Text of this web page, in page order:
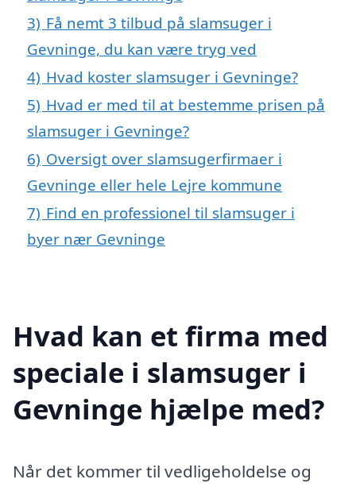
3) Få nemt 3 tilbud på slamsuger i
Gevninge, du kan være tryg ved
4) Hvad koster slamsuger i Gevninge?
5) Hvad er med til at bestemme prisen på
slamsuger i Gevninge?
6) Oversigt over slamsugerfirmaer i
Gevninge eller hele Lejre kommune
7) Find en professionel til slamsuger i
byer nær Gevninge
Hvad kan et firma med
speciale i slamsuger i
Gevninge hjælpe med?
Når det kommer til vedligeholdelse og